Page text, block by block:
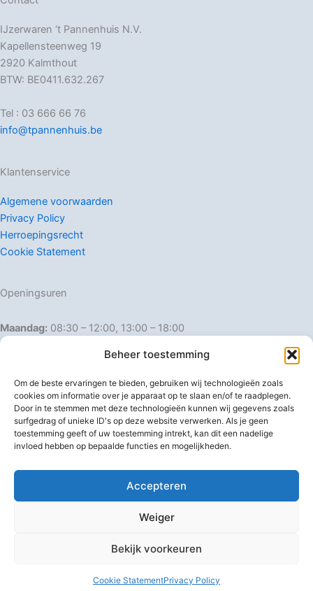
Beheer toestemming
Om de beste ervaringen te bieden, gebruiken wij technologieën zoals
cookies om informatie over je apparaat op te slaan en/of te raadplegen.
Door in te stemmen met deze technologieën kunnen wij gegevens zoals
surfgedrag of unieke ID's op deze website verwerken. Als je geen
toestemming geeft of uw toestemming intrekt, kan dit een nadelige
invloed hebben op bepaalde functies en mogelijkheden.
Accepteren
Weiger
Bekijk voorkeuren
Cookie StatementPrivacy Policy
IJzerwaren ‘t Pannenhuis N.V.
Kapellensteenweg 19
2920 Kalmthout
BTW: BE0411.632.267
Tel : 03 666 66 76
info@tpannenhuis.be
Klantenservice
Algemene voorwaarden
Privacy Policy
Herroepingsrecht
Cookie Statement
Openingsuren
Maandag: 08:30 – 12:00, 13:00 – 18:00
Dinsdag:
08:30 – 12:00, 13:00 – 18:00
Donderdag: 08:30 – 12:00, 13:00 – 18:00
Vrijdag: 08:30 – 12:00, 13:00 – 18:00
Zaterdag: 08:30 – 16:00
Zondag: Gesloten